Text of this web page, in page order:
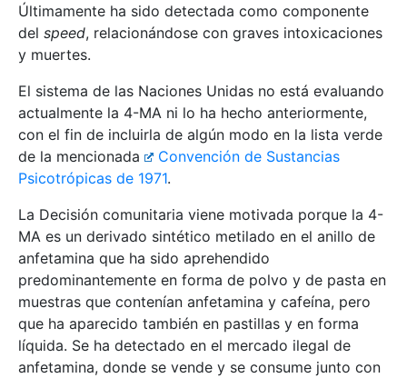
Últimamente ha sido detectada como componente
del speed, relacionándose con graves intoxicaciones
y muertes.
El sistema de las Naciones Unidas no está evaluando
actualmente la 4-MA ni lo ha hecho anteriormente,
con el fin de incluirla de algún modo en la lista verde
de la mencionada
Convención de Sustancias
Psicotrópicas de 1971.
La Decisión comunitaria viene motivada porque la 4-
MA es un derivado sintético metilado en el anillo de
anfetamina que ha sido aprehendido
predominantemente en forma de polvo y de pasta en
muestras que contenían anfetamina y cafeína, pero
que ha aparecido también en pastillas y en forma
líquida. Se ha detectado en el mercado ilegal de
anfetamina, donde se vende y se consume junto con